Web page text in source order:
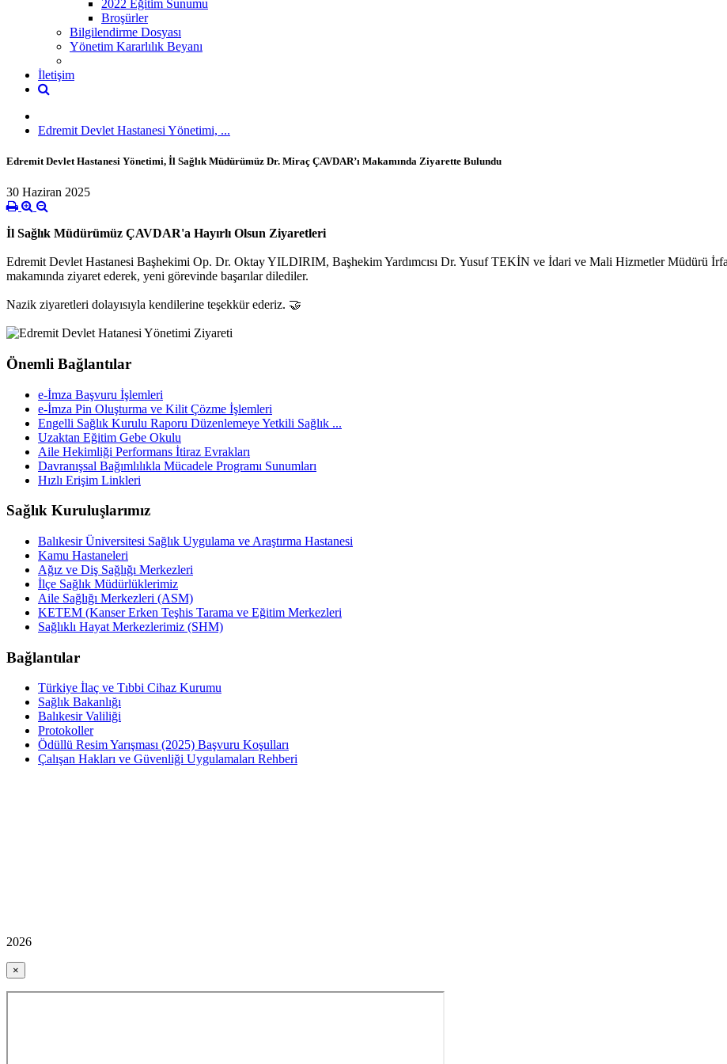
2022 Eğitim Sunumu
Broşürler
Bilgilendirme Dosyası
Yönetim Kararlılık Beyanı
İletişim
Edremit Devlet Hastanesi Yönetimi, ...
Edremit Devlet Hastanesi Yönetimi, İl Sağlık Müdürümüz Dr. Miraç ÇAVDAR’ı Makamında Ziyarette Bulundu
30 Haziran 2025
İl Sağlık Müdürümüz ‎ÇAVDAR'a Hayırlı Olsun Ziyaretleri
Edremit Devlet Hastanesi Başhekimi Op. Dr. Oktay YILDIRIM, Başhekim Yardımcısı Dr. Yusuf TEKİN ve İdari ve Mali Hizmetler Müdürü
makamında ziyaret ederek, yeni görevinde başarılar dilediler.
Nazik ziyaretleri dolayısıyla kendilerine teşekkür ederiz. 🤝
Önemli Bağlantılar
e-İmza Başvuru İşlemleri
e-İmza Pin Oluşturma ve Kilit Çözme İşlemleri
Engelli Sağlık Kurulu Raporu Düzenlemeye Yetkili Sağlık ...
Uzaktan Eğitim Gebe Okulu
Aile Hekimliği Performans İtiraz Evrakları
Davranışsal Bağımlılıkla Mücadele Programı Sunumları
Hızlı Erişim Linkleri
Sağlık Kuruluşlarımız
Balıkesir Üniversitesi Sağlık Uygulama ve Araştırma Hastanesi
Kamu Hastaneleri
Ağız ve Diş Sağlığı Merkezleri
İlçe Sağlık Müdürlüklerimiz
Aile Sağlığı Merkezleri (ASM)
KETEM (Kanser Erken Teşhis Tarama ve Eğitim Merkezleri
Sağlıklı Hayat Merkezlerimiz (SHM)
Bağlantılar
Türkiye İlaç ve Tıbbi Cihaz Kurumu
Sağlık Bakanlığı
Balıkesir Valiliği
Protokoller
Ödüllü Resim Yarışması (2025) Başvuru Koşulları
Çalışan Hakları ve Güvenliği Uygulamaları Rehberi
2026
×